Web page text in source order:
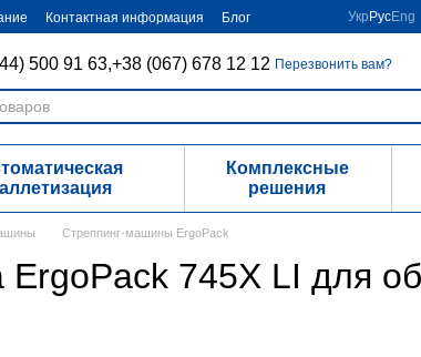
Контактная информация Блог Укр РусEng
500 91 63,+38 (067) 678 12 12 Перезвонить вам?
Комплексные
решения
Стреппинг-машины ErgoPack
745X LI для